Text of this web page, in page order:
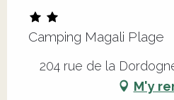
Camping Magali Plage
204 rue de la
M'y